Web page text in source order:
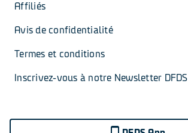
Affiliés
Avis de confidentialité
Termes et conditions
Inscrivez-vous à notre Newsletter DFDS